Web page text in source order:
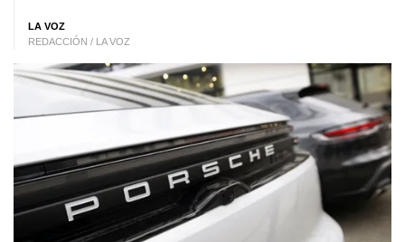
LA VOZ
REDACCIÓN / LA VOZ